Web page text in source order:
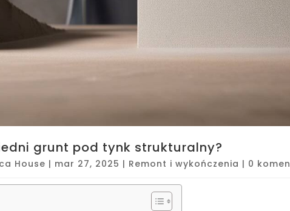
grunt pod tynk strukturalny?
House | mar 27, 2025 | Remont i wykończenia | 0